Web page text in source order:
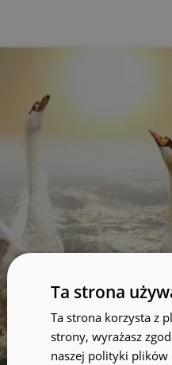
Ta strona
Ta strona korzysta z
strony, wyrażasz
naszej polityki plików